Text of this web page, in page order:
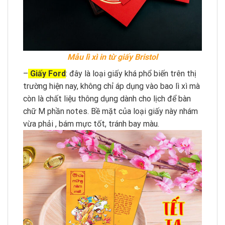
Mẫu lì xì in từ giấy Bristol
– Giấy Ford: đây là loại giấy khá phổ biến trên thị
trường hiện nay, không chỉ áp dụng vào bao lì xì mà
còn là chất liệu thông dụng dành cho lịch để bàn
chữ M phần notes. Bề mặt của loại giấy này nhám
vừa phải , bám mực tốt, tránh bay màu.